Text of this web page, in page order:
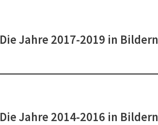
Die Jahre 2017-2019 in Bildern
Die Jahre 2014-2016 in Bildern